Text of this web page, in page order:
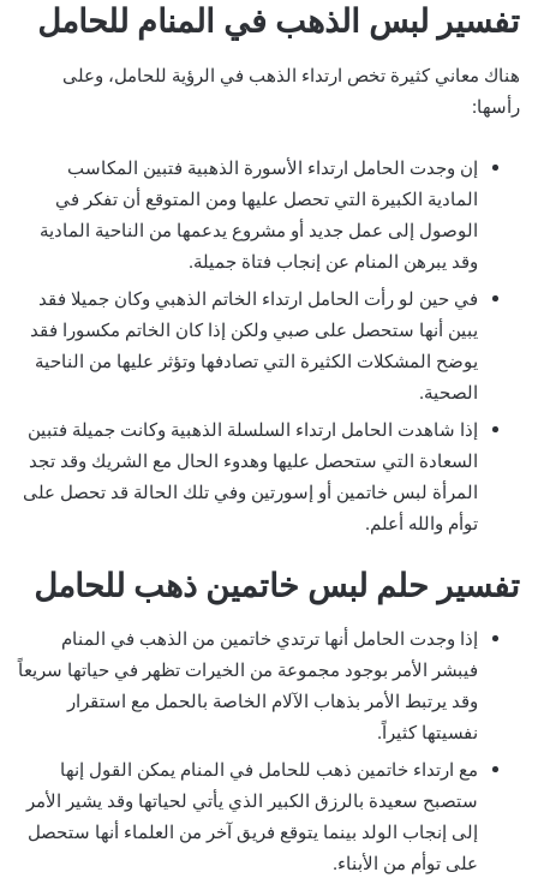
تفسير لبس الذهب في المنام للحامل
هناك معاني كثيرة تخص ارتداء الذهب في الرؤية للحامل، وعلى
رأسها:
إن وجدت الحامل ارتداء الأسورة الذهبية فتبين المكاسب
المادية الكبيرة التي تحصل عليها ومن المتوقع أن تفكر في
الوصول إلى عمل جديد أو مشروع يدعمها من الناحية المادية
وقد يبرهن المنام عن إنجاب فتاة جميلة.
في حين لو رأت الحامل ارتداء الخاتم الذهبي وكان جميلا فقد
يبين أنها ستحصل على صبي ولكن إذا كان الخاتم مكسورا فقد
يوضح المشكلات الكثيرة التي تصادفها وتؤثر عليها من الناحية
الصحية.
إذا شاهدت الحامل ارتداء السلسلة الذهبية وكانت جميلة فتبين
السعادة التي ستحصل عليها وهدوء الحال مع الشريك وقد تجد
المرأة لبس خاتمين أو إسورتين وفي تلك الحالة قد تحصل على
توأم والله أعلم.
تفسير حلم لبس خاتمين ذهب للحامل
إذا وجدت الحامل أنها ترتدي خاتمين من الذهب في المنام
فيبشر الأمر بوجود مجموعة من الخيرات تظهر في حياتها سريعاً
وقد يرتبط الأمر بذهاب الآلام الخاصة بالحمل مع استقرار
نفسيتها كثيراً.
مع ارتداء خاتمين ذهب للحامل في المنام يمكن القول إنها
ستصبح سعيدة بالرزق الكبير الذي يأتي لحياتها وقد يشير الأمر
إلى إنجاب الولد بينما يتوقع فريق آخر من العلماء أنها ستحصل
على توأم من الأبناء.